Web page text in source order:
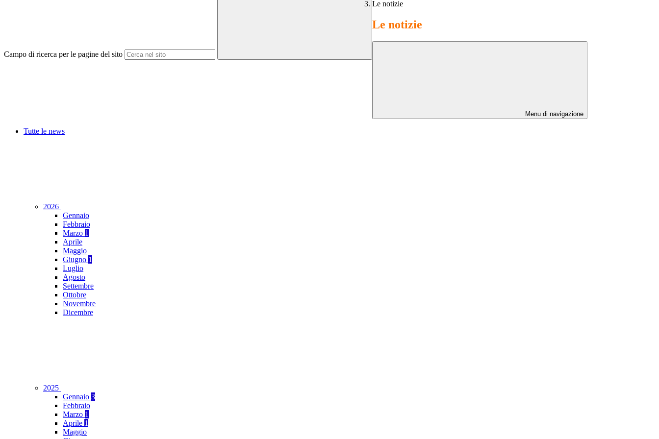
Campo di ricerca per le pagine del sito
Le notizie
Le notizie
Menu di navigazione
Tutte le news
2026
Gennaio
Febbraio
Marzo 1
Aprile
Maggio
Giugno 1
Luglio
Agosto
Settembre
Ottobre
Novembre
Dicembre
2025
Gennaio 3
Febbraio
Marzo 1
Aprile 1
Maggio